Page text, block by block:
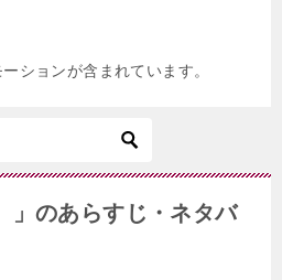
ションが含まれています。
」のあらすじ・ネタバ